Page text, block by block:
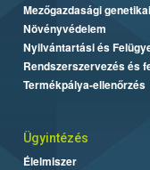
Mezőgazdasági
Növényvédelem
Nyilvántartási és
Rendszerszervezés és
Termékpálya-ellenőrzés
Ügyintézés
Élelmiszer